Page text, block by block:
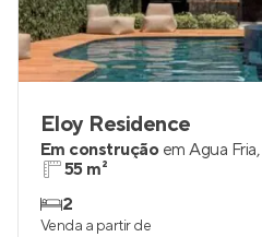
Eloy Residence
Em construção em Água Fria,
55 m²
2
Venda a partir de